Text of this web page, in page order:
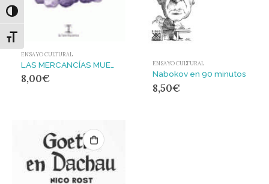
Alternar alto contraste
Alternar tamaño de letra
ENSAYO CULTURAL
8,00€
ENSAYO CULTURAL
Nabokov en 90 minutos
8,50€